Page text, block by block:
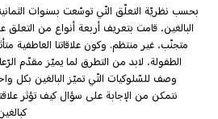
بحسب نظريّة التعلّق التّي توسّعت بسنوات
البالغين، قامت بتعريف أربعة أنواع من التعلق
متجنّب، غير منتظم. وكون علاقاتنا العاطفية
الطفولة، لابد من التطرق لما يميّز مقدّم
وصف للسّلوكيات التّي تميّز البالغين بكل
نتمكن من الإجابة على سؤال كيف تؤثر